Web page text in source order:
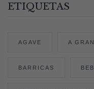
ETIQUETAS
AGAVE A
BARRICAS